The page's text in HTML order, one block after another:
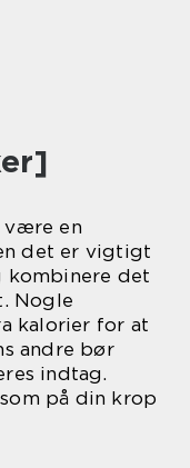
være en
det er vigtigt
kombinere det
Nogle
kalorier for at
andre bør
indtag.
på din krop